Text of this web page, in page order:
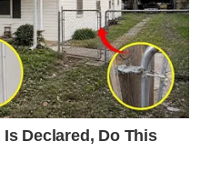
Declared, Do This